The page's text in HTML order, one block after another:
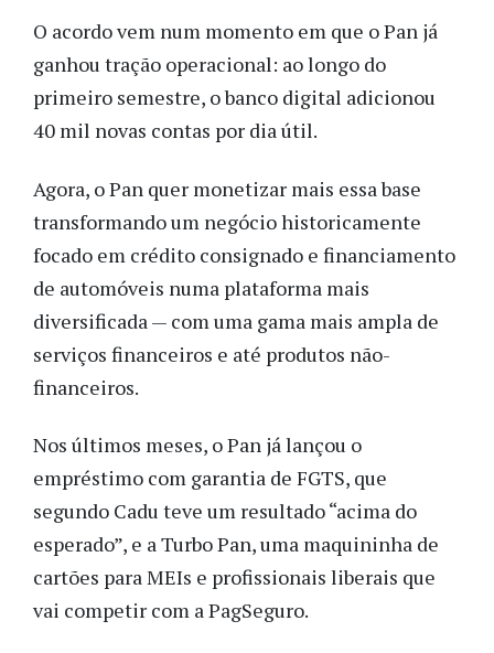
O acordo vem num momento em que o Pan já
ganhou tração operacional: ao longo do
primeiro semestre, o banco digital adicionou
40 mil novas contas por dia útil.
Agora, o Pan quer monetizar mais essa base
transformando um negócio historicamente
focado em crédito consignado e financiamento
de automóveis numa plataforma mais
diversificada — com uma gama mais ampla de
serviços financeiros e até produtos não-
financeiros.
Nos últimos meses, o Pan já lançou o
empréstimo com garantia de FGTS, que
segundo Cadu teve um resultado “acima do
esperado”, e a Turbo Pan, uma maquininha de
cartões para MEIs e profissionais liberais que
vai competir com a PagSeguro.